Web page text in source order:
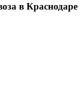
в Краснодаре